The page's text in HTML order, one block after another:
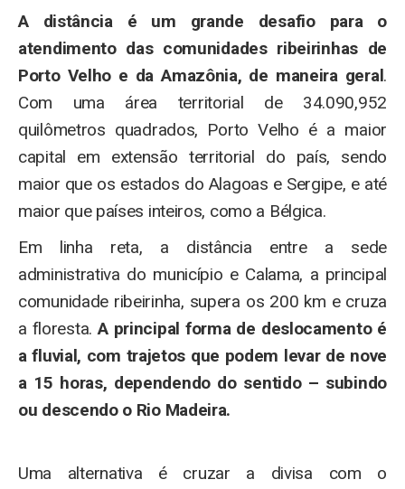
A distância é um grande desafio para o
atendimento das comunidades ribeirinhas de
Porto Velho e da Amazônia, de maneira geral.
Com uma área territorial de 34.090,952
quilômetros quadrados, Porto Velho é a maior
capital em extensão territorial do país, sendo
maior que os estados do Alagoas e Sergipe, e até
maior que países inteiros, como a Bélgica.
Em linha reta, a distância entre a sede
administrativa do município e Calama, a principal
comunidade ribeirinha, supera os 200 km e cruza
a floresta.A principal forma de deslocamento é
a fluvial, com trajetos que podem levar de nove
a 15 horas, dependendo do sentido – subindo
ou descendo o Rio Madeira.
Uma alternativa é cruzar a divisa com o